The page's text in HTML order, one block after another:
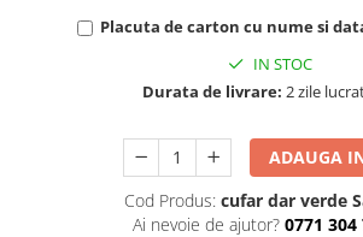
Placuta de carton cu nume si
IN STOC
Durata de livrare: 2 zile
ADAUGA
Cod Produs: cufar dar verde
Ai nevoie de ajutor? 0771 304